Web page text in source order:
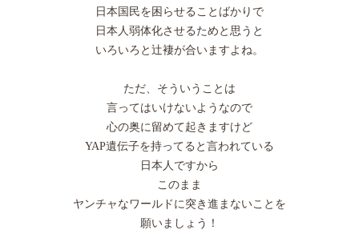
日本国民を困らせることばかりで
日本人弱体化させるためと思うと
いろいろと辻褄が合いますよね。
ただ、そういうことは
言ってはいけないようなので
心の奥に留めて起きますけど
YAP遺伝子を持ってると言われている
日本人ですから
このまま
ヤンチャなワールドに突き進まないことを
願いましょう！